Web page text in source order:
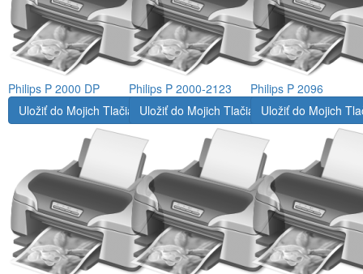
Philips P 2000 DP Philips P 2000-2123
Philips P 2096
Uložiť do Mojich TlačiarníUložiť do Mojich TlačiarníUložiť do Mojich